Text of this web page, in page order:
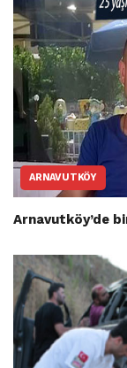
ARNAVUTKÖY
Arnavutköy’de